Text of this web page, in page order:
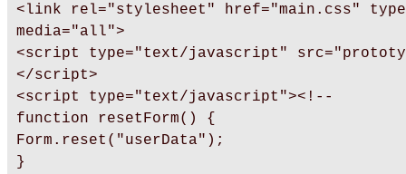
<link rel="stylesheet" href="main.css"
media="all">
<script type="text/javascript"
</script>
<script type="text/javascript"><!--
function resetForm() {
Form.reset("userData");
}